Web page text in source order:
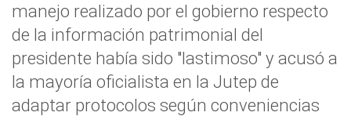
manejo realizado por el gobierno respecto
de la información patrimonial del
presidente había sido "lastimoso" y acusó a
la mayoría oficialista en la Jutep de
adaptar protocolos según conveniencias